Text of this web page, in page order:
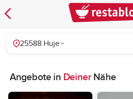
25588 Huje
Angebote in DeinerNähe